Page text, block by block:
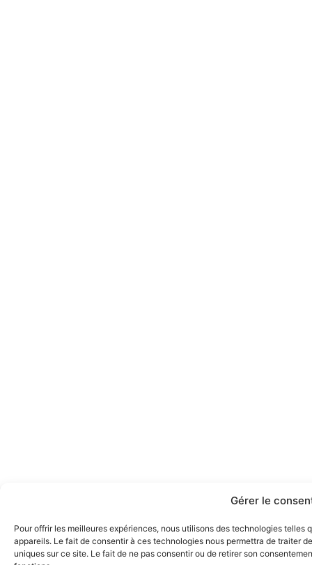
Gérer le
Pour offrir les meilleures expériences, nous utilisons des technologies
appareils. Le fait de consentir à ces technologies nous permettra de traiter
uniques sur ce site. Le fait de ne pas consentir ou de retirer son